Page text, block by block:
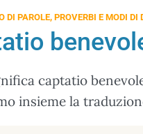
DI PAROLE, PROVERBI E MODI DI
captatio
insieme la